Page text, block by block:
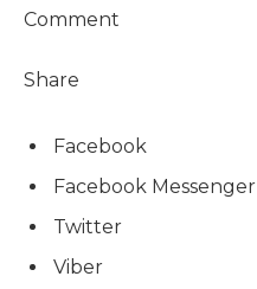
Comment
Share
Facebook
Facebook Messenger
Twitter
Viber